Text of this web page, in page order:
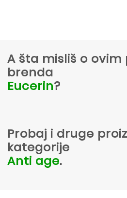
A šta misliš o
brenda
Eucerin?
Probaj i druge
kategorije
Anti age.